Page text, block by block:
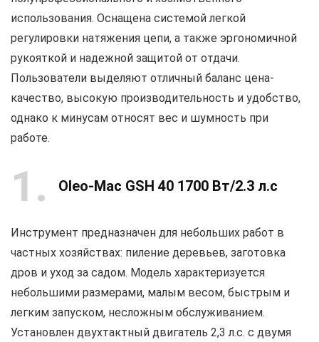
использования. Оснащена системой легкой
регулировки натяжения цепи, а также эргономичной
рукояткой и надежной защитой от отдачи.
Пользователи выделяют отличный баланс цена-
качество, высокую производительность и удобство,
однако к минусам относят вес и шумность при
работе.
1 Oleo-Mac GSH 40 1700 Вт/2.3 л.с
Инструмент предназначен для небольших работ в
частных хозяйствах: пиление деревьев, заготовка
дров и уход за садом. Модель характеризуется
небольшими размерами, малым весом, быстрым и
легким запуском, несложным обслуживанием.
Установлен двухтактный двигатель 2,3 л.с. с двумя